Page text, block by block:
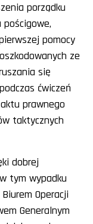
porządku
pomocy
ze
się
ćwiczeń
prawnego
taktycznych
dobrej
tym wypadku
Operacji
Generalnym